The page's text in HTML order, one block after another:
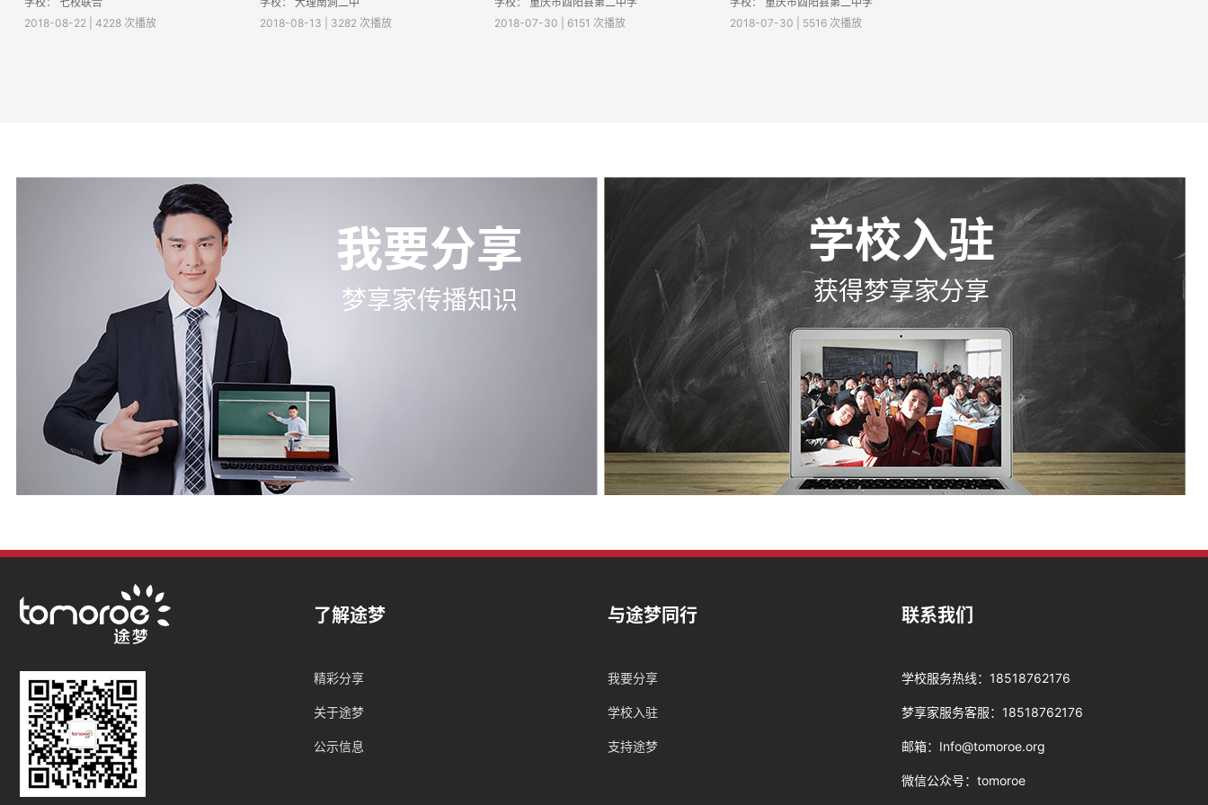
2018-08-22 | 4228 次播放
2018-08-13 | 3282 次播放
2018-07-30 | 6151 次播放
2018-07-30 | 5516 次播放
我要分享
梦享家传播知识
学校入驻
获得梦享家分享
了解途梦
精彩分享
关于途梦
公示信息
与途梦同行
我要分享
学校入驻
支持途梦
联系我们
学校服务热线：18518762176
梦享家服务客服：18518762176
邮箱：Info@tomoroe.org
微信公众号：tomoroe